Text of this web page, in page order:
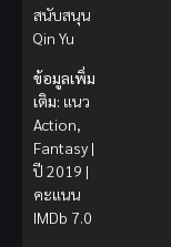
สนับสนุน
Qin Yu
ข้อมูลเพิ่ม
เติม: แนว
Action,
Fantasy |
ปี 2019 |
คะแนน
IMDb 7.0